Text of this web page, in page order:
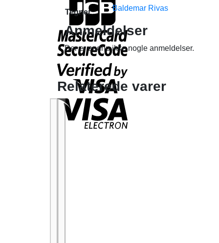
Tegner Baldemar Rivas
Anmeldelser
Der er endnu ikke nogle anmeldelser.
Relaterede varer